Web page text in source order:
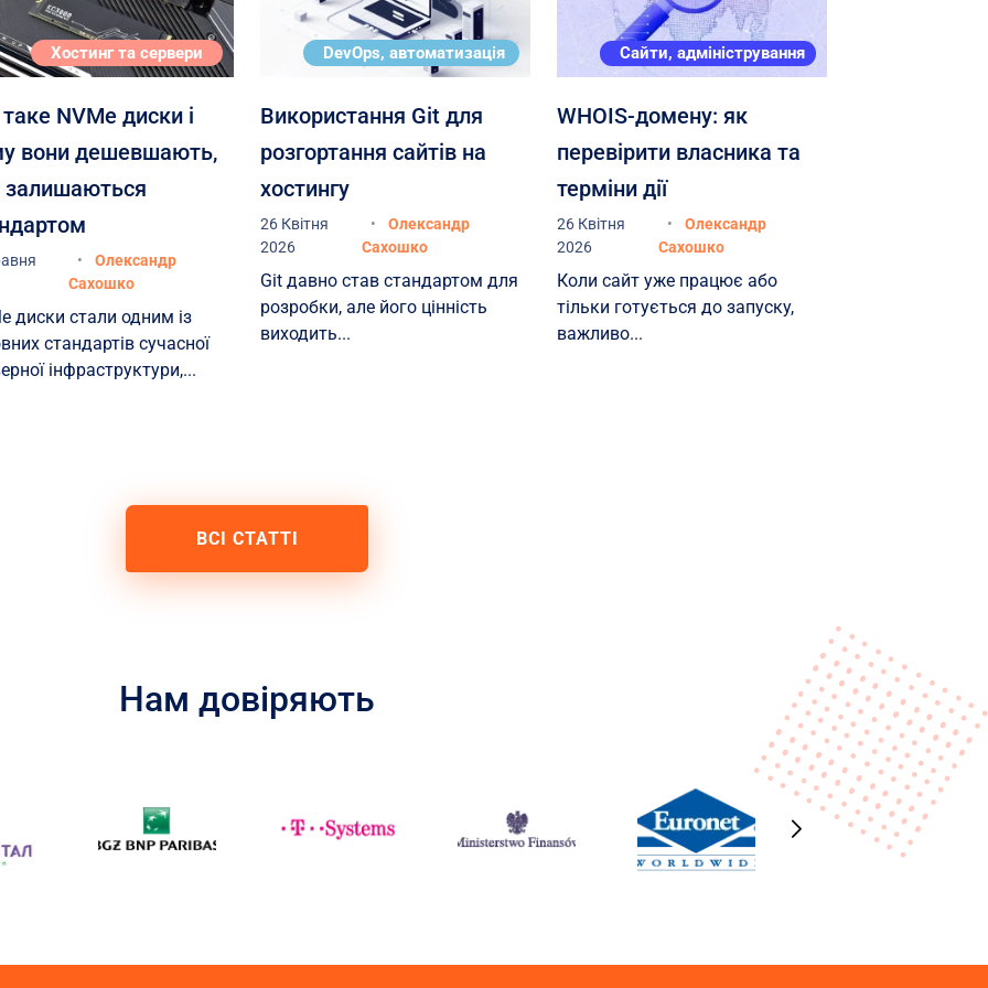
Хостинг та сервери
NVMe диски і
вони дешевшають,
залишаються
Олександр
Сахошко
диски стали одним із
стандартів сучасної
інфраструктури,...
DevOps, автоматизація
Використання Git для
розгортання сайтів на
хостингу
26 Квітня
2026
Олександр
Сахошко
Git давно став стандартом для
розробки, але його цінність
виходить...
Сайти, адміністрування
WHOIS-домену: як
перевірити власника та
терміни дії
26 Квітня
2026
Олександр
Сахошко
Коли сайт уже працює або
тільки готується до запуску,
важливо...
ВСІ СТАТТІ
Нам довіряють